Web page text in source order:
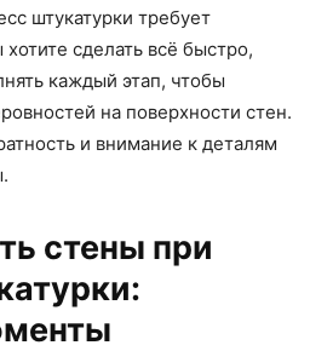
штукатурки требует
сделать всё быстро,
каждый этап, чтобы
на поверхности стен.
и внимание к деталям
стены при